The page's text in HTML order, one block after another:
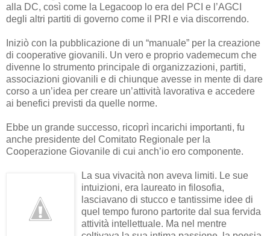
alla DC, così come la Legacoop lo era del PCI e l’AGCI
degli altri partiti di governo come il PRI e via discorrendo.
Iniziò con la pubblicazione di un “manuale” per la creazione
di cooperative giovanili. Un vero e proprio vademecum che
divenne lo strumento principale di organizzazioni, partiti,
associazioni giovanili e di chiunque avesse in mente di dare
corso a un’idea per creare un’attività lavorativa e accedere
ai benefici previsti da quelle norme.
Ebbe un grande successo, ricoprì incarichi importanti, fu
anche presidente del Comitato Regionale per la
Cooperazione Giovanile di cui anch’io ero componente.
La sua vivacità non aveva limiti. Le sue
intuizioni, era laureato in filosofia,
lasciavano di stucco e tantissime idee di
quel tempo furono partorite dal sua fervida
attività intellettuale. Ma nel mentre